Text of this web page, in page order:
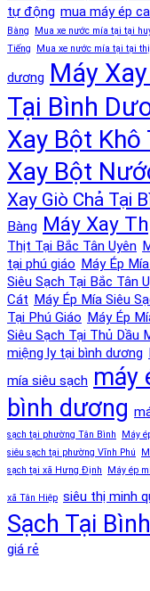
tự động mua máy ép
Bàng
Mua xe nước mía tại tại
Tiếng
Mua xe nước mía tại tại
dương Máy
Tại Bình
Xay Bột Khô
Xay Bột
Xay Giò Chả Tại
Bàng Máy Xay
Thịt Tại Bắc Tân Uyên
tại phú giáo Máy Ép
Siêu Sạch Tại Bắc Tân
Cát Máy Ép Mía Siêu
Tại Phú Giáo Máy Ép
Siêu Sạch Tại Thủ Dầu
miệng ly tại bình dương
mía siêu sạch máy
bình dương
sạch tại phường Tân Bình
Máy
siêu sạch tại phường Vĩnh Phú
sạch tại xã Hưng Định
Máy ép
xã Tân Hiệp siêu thị minh
Sạch Tại
giá rẻ